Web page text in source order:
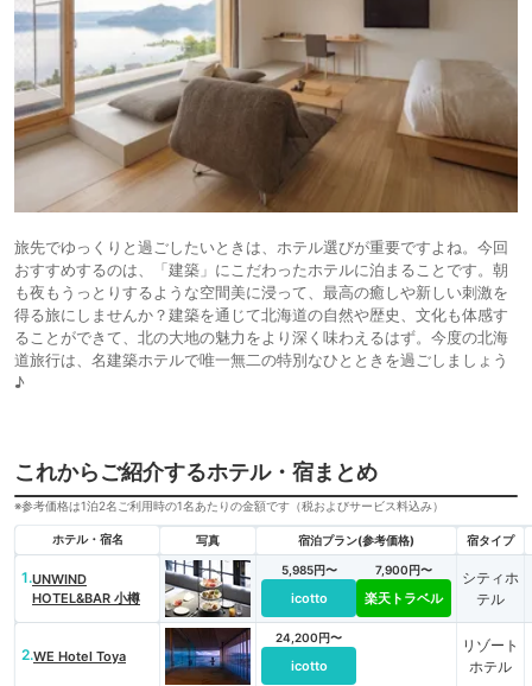
旅先でゆっくりと過ごしたいときは、ホテル選びが重要ですよね。今回
おすすめするのは、「建築」にこだわったホテルに泊まることです。朝
も夜もうっとりするような空間美に浸って、最高の癒しや新しい刺激を
得る旅にしませんか？建築を通じて北海道の自然や歴史、文化も体感す
ることができて、北の大地の魅力をより深く味わえるはず。今度の北海
道旅行は、名建築ホテルで唯一無二の特別なひとときを過ごしましょう
♪
これからご紹介するホテル・宿まとめ
※参考価格は1泊2名ご利用時の1名あたりの金額です（税およびサービス料込み）
ホテル・宿名 写真 宿泊プラン(参考価格) 宿タイプ
1.UNWIND
HOTEL&BAR 小樽
5,985円〜
icotto
7,900円〜
楽天トラベル
シティホ
テル
2.WE Hotel Toya
24,200円〜
icotto
リゾート
ホテル